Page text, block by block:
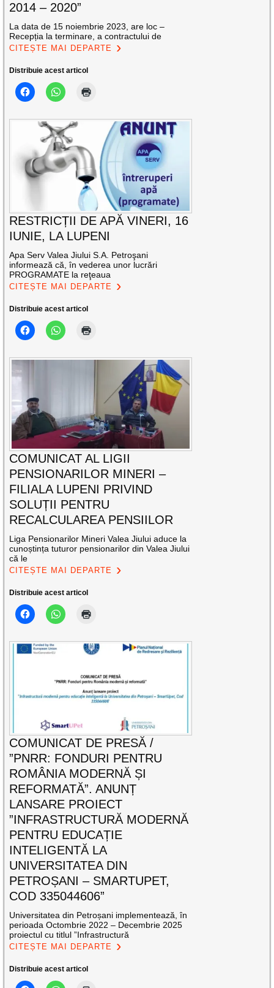
2014 – 2020”
La data de 15 noiembrie 2023, are loc –
Recepția la terminare, a contractului de
CITEȘTE MAI DEPARTE
Distribuie acest articol
RESTRICȚII DE APĂ VINERI, 16
IUNIE, LA LUPENI
Apa Serv Valea Jiului S.A. Petroşani
informează că, în vederea unor lucrări
PROGRAMATE la reţeaua
CITEȘTE MAI DEPARTE
Distribuie acest articol
COMUNICAT AL LIGII
PENSIONARILOR MINERI –
FILIALA LUPENI PRIVIND
SOLUȚII PENTRU
RECALCULAREA PENSIILOR
Liga Pensionarilor Mineri Valea Jiului aduce la
cunoștința tuturor pensionarilor din Valea Jiului
că le
CITEȘTE MAI DEPARTE
Distribuie acest articol
COMUNICAT DE PRESĂ /
”PNRR: FONDURI PENTRU
ROMÂNIA MODERNĂ ȘI
REFORMATĂ”. ANUNȚ
LANSARE PROIECT
”INFRASTRUCTURĂ MODERNĂ
PENTRU EDUCAȚIE
INTELIGENTĂ LA
UNIVERSITATEA DIN
PETROȘANI – SMARTUPET,
COD 335044606”
Universitatea din Petroșani implementează, în
perioada Octombrie 2022 – Decembrie 2025
proiectul cu titlul ”Infrastructură
CITEȘTE MAI DEPARTE
Distribuie acest articol